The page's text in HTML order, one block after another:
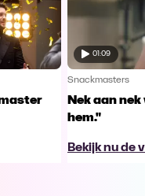
01:09
Snackmasters
Nek aan
hem."
Bekijk nu de